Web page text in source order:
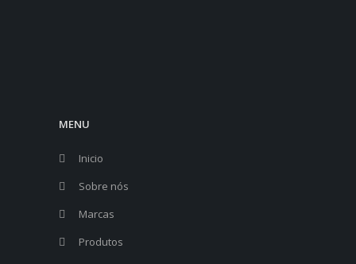
MENU
Inicio
Sobre nós
Marcas
Produtos